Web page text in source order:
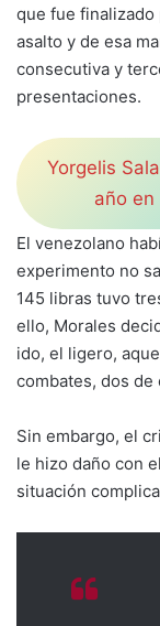
que fue finalizado
asalto y de esa
consecutiva y
presentaciones.
Yorgelis
año en
El venezolano
experimento no
145 libras tuvo
ello, Morales
ido, el ligero,
combates, dos de
Sin embargo, el
le hizo daño con
situación